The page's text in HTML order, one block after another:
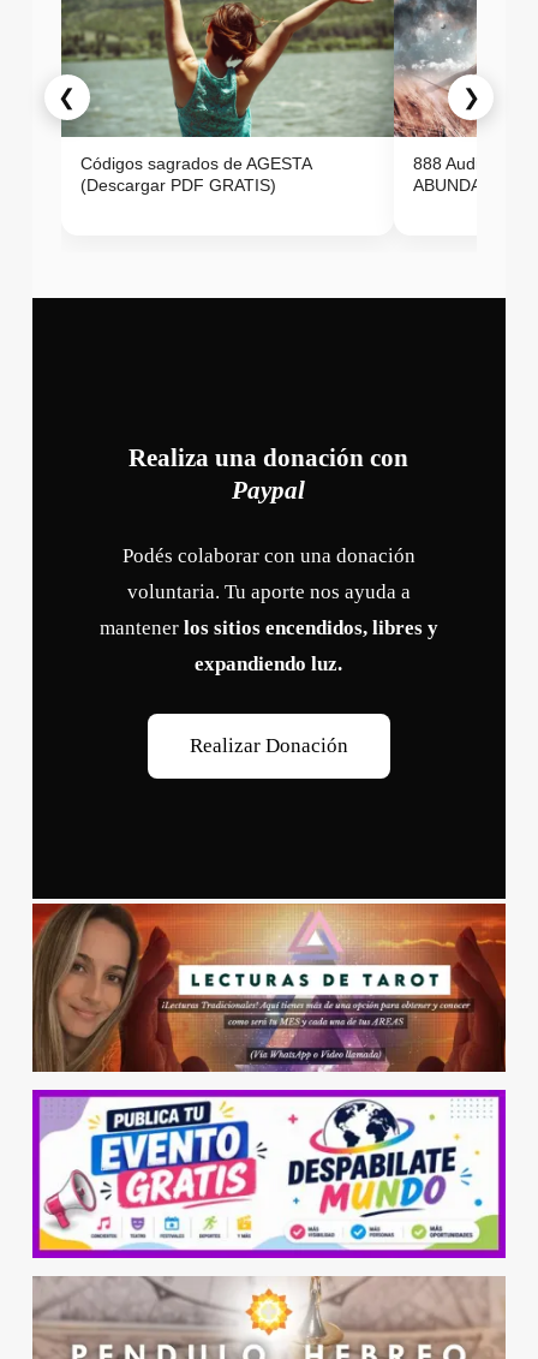
❮
Códigos sagrados de AGESTA
(Descargar PDF GRATIS)
888 Audio
ABUNDANCIA
❯
Realiza una donación con
Paypal
Podés colaborar con una donación
voluntaria. Tu aporte nos ayuda a
mantener los sitios encendidos, libres y
expandiendo luz.
Realizar Donación